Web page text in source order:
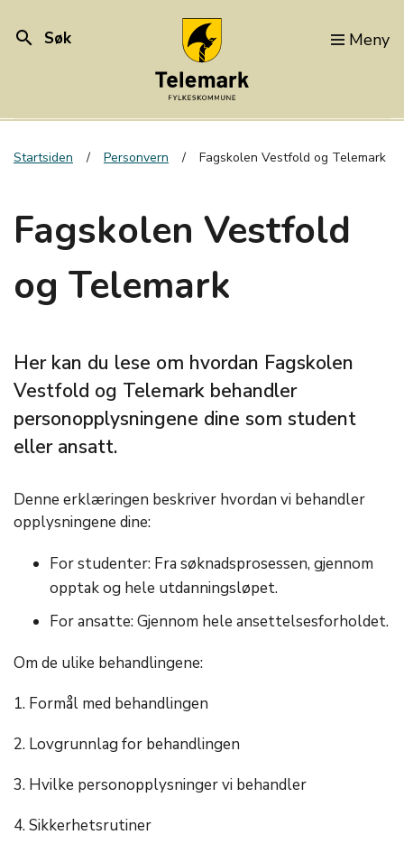
search Søk Meny
Startsiden Personvern Fagskolen Vestfold og Telemark
Fagskolen Vestfold
og Telemark
Her kan du lese om hvordan Fagskolen
Vestfold og Telemark behandler
personopplysningene dine som student
eller ansatt.
Denne erklæringen beskriver hvordan vi behandler
opplysningene dine:
For studenter: Fra søknadsprosessen, gjennom
opptak og hele utdanningsløpet.
For ansatte: Gjennom hele ansettelsesforholdet.
Om de ulike behandlingene:
1. Formål med behandlingen
2. Lovgrunnlag for behandlingen
3. Hvilke personopplysninger vi behandler
4. Sikkerhetsrutiner